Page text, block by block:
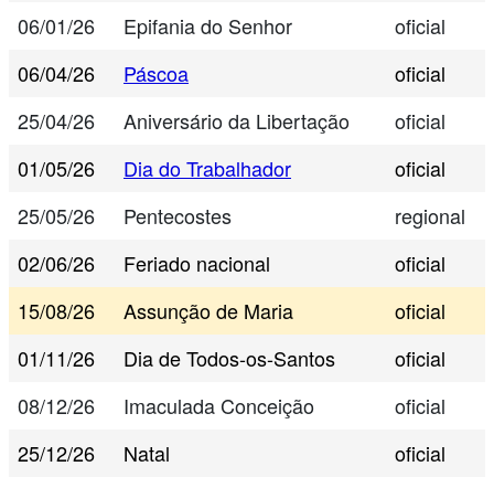
06/01/26
Epifania do Senhor
oficial
06/04/26
Páscoa
oficial
25/04/26
Aniversário da Libertação
oficial
01/05/26
Dia do Trabalhador
oficial
25/05/26
Pentecostes
regional
02/06/26
Feriado nacional
oficial
15/08/26
Assunção de Maria
oficial
01/11/26
Dia de Todos-os-Santos
oficial
08/12/26
Imaculada Conceição
oficial
25/12/26
Natal
oficial